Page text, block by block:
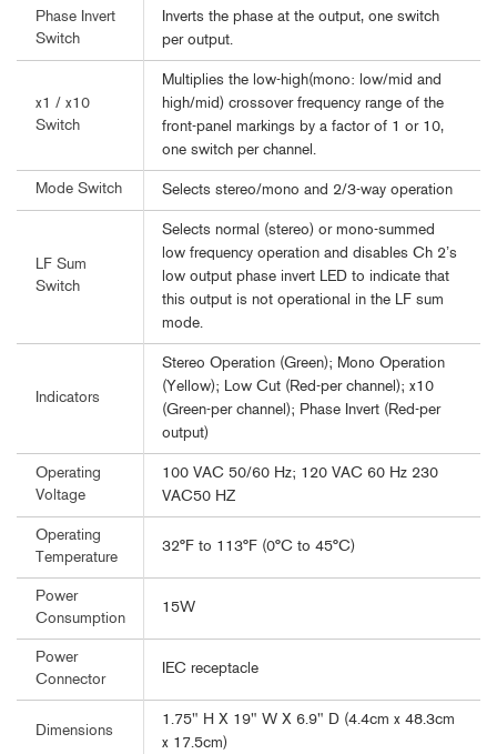
Phase Invert
Switch
Inverts the phase at the output, one switch
per output.
x1 / x10
Switch
Multiplies the low-high(mono: low/mid and
high/mid) crossover frequency range of the
front-panel markings by a factor of 1 or 10,
one switch per channel.
Mode Switch Selects stereo/mono and 2/3-way operation
LF Sum
Switch
Selects normal (stereo) or mono-summed
low frequency operation and disables Ch 2’s
low output phase invert LED to indicate that
this output is not operational in the LF sum
mode.
Indicators
Stereo Operation (Green); Mono Operation
(Yellow); Low Cut (Red-per channel); x10
(Green-per channel); Phase Invert (Red-per
output)
Operating
Voltage
100 VAC 50/60 Hz; 120 VAC 60 Hz 230
VAC50 HZ
Operating
Temperature
32°F to 113°F (0°C to 45°C)
Power
Consumption
15W
Power
Connector
IEC receptacle
Dimensions
1.75" H X 19" W X 6.9" D (4.4cm x 48.3cm
x 17.5cm)